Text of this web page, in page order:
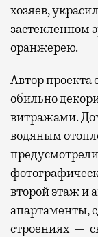
хозяев,
застекленном
оранжерею.
Автор проекта
обильно
витражами.
водяным
второй этаж и
апартаменты,
строениях —